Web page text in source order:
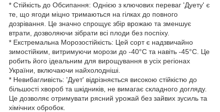
* Стійкість до Обсипання: Однією з ключових переваг 'Дуету' є
те, що ягоди міцно тримаються на гілках до повного
дозрівання. Це значно спрощує збір врожаю та зменшує
втрати, дозволяючи зібрати всі плоди без поспіху.
* Екстремальна Морозостійкість: Цей сорт є надзвичайно
зимостійким, витримуючи морози до -40°C та навіть -45°C. Це
робить його ідеальним для вирощування в усіх регіонах
України, включаючи найхолодніші.
* Невибагливість: 'Дует' відрізняється високою стійкістю до
більшості хвороб та шкідників, не вимагає складного догляду.
Це дозволяє отримувати рясний урожай без зайвих зусиль та
хімічних обробок.